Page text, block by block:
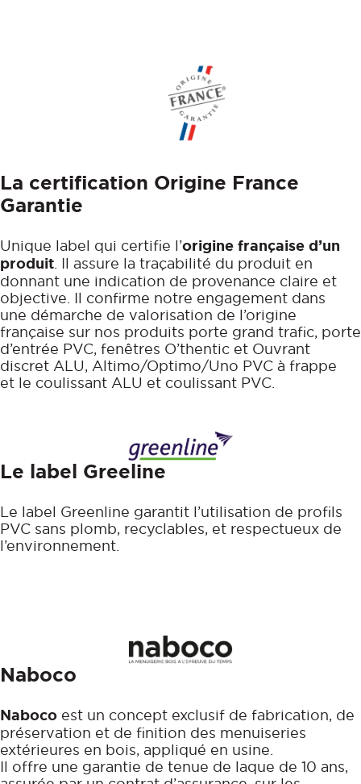
La certification Origine France
Garantie
Unique label qui certifie l’origine française d’un
produit. Il assure la traçabilité du produit en
donnant une indication de provenance claire et
objective. Il confirme notre engagement dans
une démarche de valorisation de l’origine
française sur nos produits porte grand trafic, porte
d’entrée PVC, fenêtres O’thentic et Ouvrant
discret ALU, Altimo/Optimo/Uno PVC à frappe
et le coulissant ALU et coulissant PVC.
Le label Greeline
Le label Greenline garantit l’utilisation de profils
PVC sans plomb, recyclables, et respectueux de
l’environnement.
Naboco
Naboco est un concept exclusif de fabrication, de
préservation et de finition des menuiseries
extérieures en bois, appliqué en usine.
Il offre une garantie de tenue de laque de 10 ans,